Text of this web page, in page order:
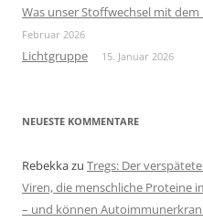
Was unser Stoffwechsel mit
Februar 2026
Lichtgruppe 15. Januar 2026
NEUESTE KOMMENTARE
Rebekkazu Tregs: Der
Viren, die menschliche Proteine
– und können